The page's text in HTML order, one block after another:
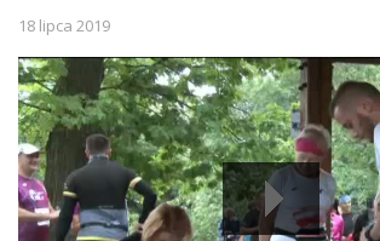
18 lipca 2019